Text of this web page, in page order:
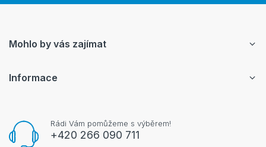
Rádi Vám pomůžeme s výběrem!
+420 266 090 711
Mohlo by vás zajímat
Informace